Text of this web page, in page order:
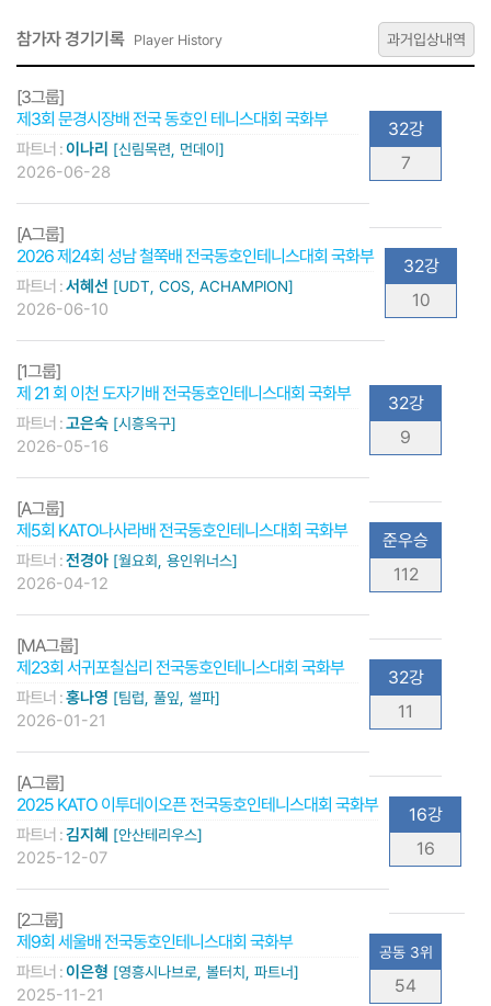
참가자 경기기록 Player History 과거입상내역
[3그룹]
제3회 문경시장배 전국 동호인 테니스대회 국화부
파트너 :이나리 [신림목련, 먼데이]
2026-06-28
32강
7
[A그룹]
2026 제24회 성남 철쭉배 전국동호인테니스대회 국화부
파트너 :서혜선 [UDT, COS, ACHAMPION]
2026-06-10
32강
10
[1그룹]
제 21 회 이천 도자기배 전국동호인테니스대회 국화부
파트너 :고은숙 [시흥옥구]
2026-05-16
32강
9
[A그룹]
제5회 KATO나사라배 전국동호인테니스대회 국화부
파트너 :전경아 [월요회, 용인위너스]
2026-04-12
준우승
112
[MA그룹]
제23회 서귀포칠십리 전국동호인테니스대회 국화부
파트너 :홍나영 [팀럽, 풀잎, 썰파]
2026-01-21
32강
11
[A그룹]
2025 KATO 이투데이오픈 전국동호인테니스대회 국화부
파트너 :김지혜 [안산테리우스]
2025-12-07
16강
16
[2그룹]
제9회 세울배 전국동호인테니스대회 국화부
파트너 :이은형 [영흥시나브로, 볼터치, 파트너]
2025-11-21
공동 3위
54